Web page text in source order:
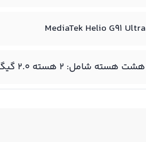
MediaTek Helio G91 Ultra
هشت هسته شامل: 2 هسته 2.0 گیگاهرتز Cortex-A75 6 هسته 1.8 گیگاهرتز Cortex-A55